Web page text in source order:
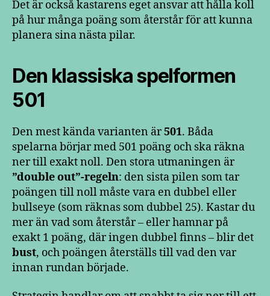
Det är också kastarens eget ansvar att hålla koll
på hur många poäng som återstår för att kunna
planera sina nästa pilar.
Den klassiska spelformen
501
Den mest kända varianten är501. Båda
spelarna börjar med 501 poäng och ska räkna
ner till exakt noll. Den stora utmaningen är
”double out”-regeln: den sista pilen som tar
poängen till noll måste vara en dubbel eller
bullseye (som räknas som dubbel 25). Kastar du
mer än vad som återstår – eller hamnar på
exakt 1 poäng, där ingen dubbel finns – blir det
bust, och poängen återställs till vad den var
innan rundan började.